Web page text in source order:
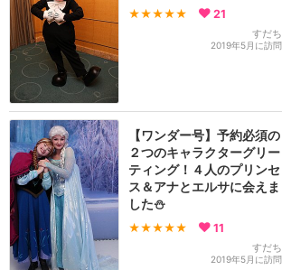
★★★★★ 21
すだち
2019年5月に訪問
【ワンダー号】予約必須の
２つのキャラクターグリー
ティング！４人のプリンセ
ス＆アナとエルサに会えま
した⛄
★★★★★ 11
すだち
2019年5月に訪問